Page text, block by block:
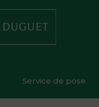
Service de pose